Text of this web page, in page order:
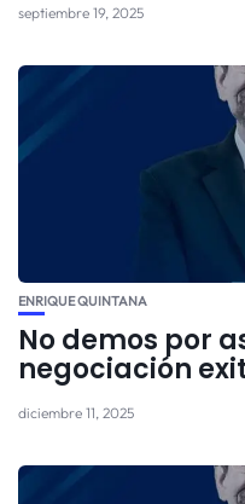
septiembre 19, 2025
ENRIQUE QUINTANA
No demos por
negociación
diciembre 11, 2025